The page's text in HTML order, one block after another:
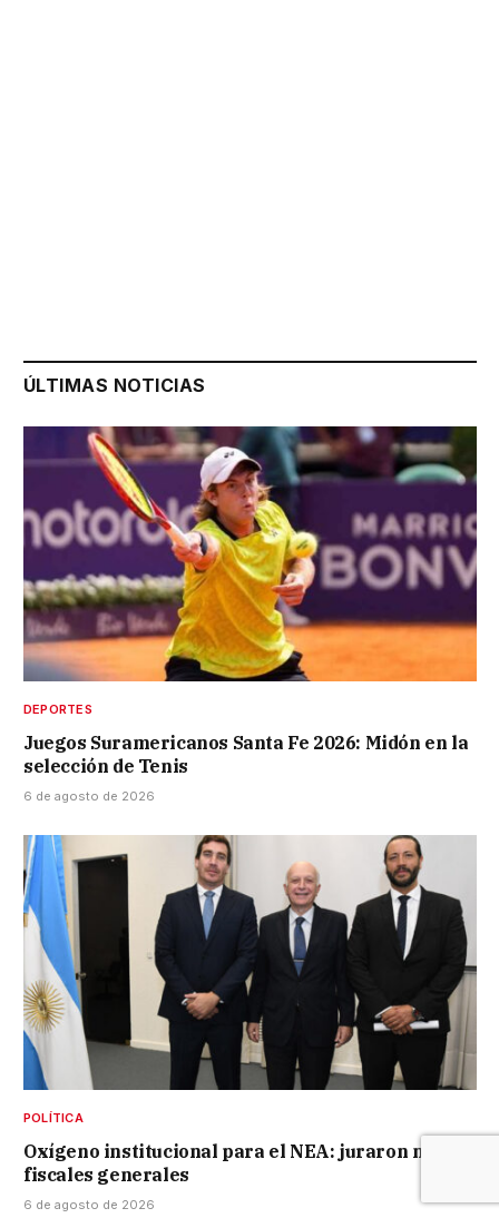
ÚLTIMAS NOTICIAS
DEPORTES
Juegos Suramericanos Santa Fe 2026: Midón en la
selección de Tenis
6 de agosto de 2026
POLÍTICA
Oxígeno institucional para el NEA: juraron nuevos
fiscales generales
6 de agosto de 2026